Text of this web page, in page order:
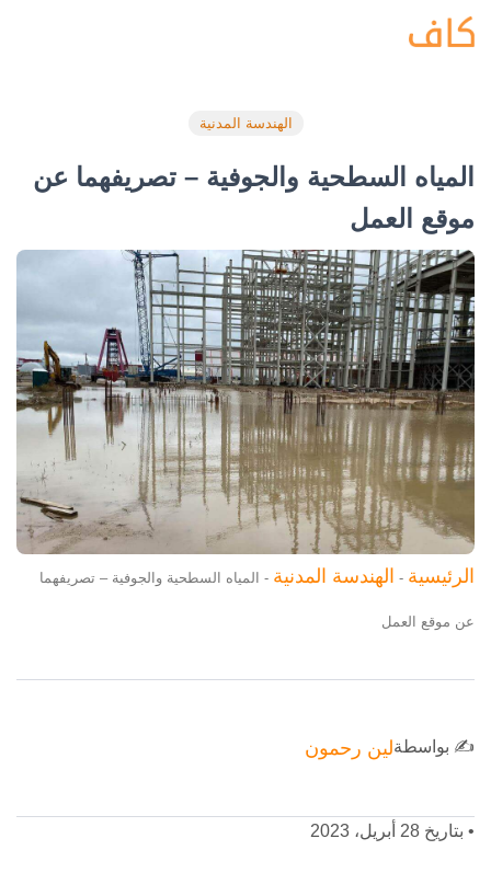
الهندسة المدنية
المياه السطحية والجوفية – تصريفهما عن
موقع العمل
الرئيسية - الهندسة المدنية - المياه السطحية والجوفية – تصريفهما
عن موقع العمل
✍️ بواسطةلين رحمون
• بتاريخ 28 أبريل، 2023